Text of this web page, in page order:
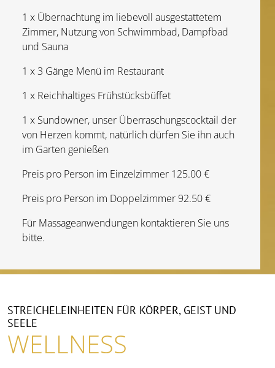
1 x Übernachtung im liebevoll ausgestattetem
Zimmer, Nutzung von Schwimmbad, Dampfbad
und Sauna
1 x 3 Gänge Menü im Restaurant
1 x Reichhaltiges Frühstücksbüffet
1 x Sundowner, unser Überraschungscocktail der
von Herzen kommt, natürlich dürfen Sie ihn auch
im Garten genießen
Preis pro Person im Einzelzimmer 125.00 €
Preis pro Person im Doppelzimmer 92.50 €
Für Massageanwendungen kontaktieren Sie uns
bitte.
STREICHELEINHEITEN FÜR KÖRPER, GEIST UND
SEELE
WELLNESS